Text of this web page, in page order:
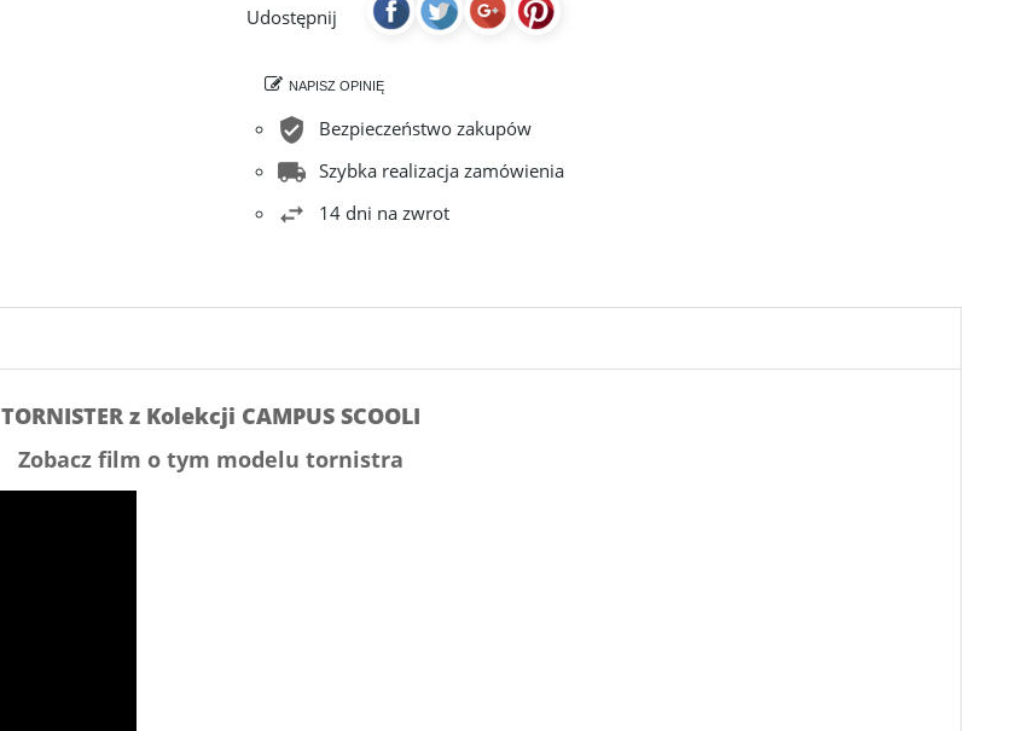
Udostępnij
NAPISZ OPINIĘ
Bezpieczeństwo zakupów
Szybka realizacja zamówienia
14 dni na zwrot
TORNISTER z Kolekcji CAMPUS SCOOLI
Zobacz film o tym modelu tornistra